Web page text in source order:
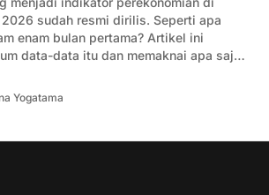
sudah resmi dirilis. Seperti apa
enam bulan pertama? Artikel ini
data-data itu dan memaknai apa saja
Yogatama